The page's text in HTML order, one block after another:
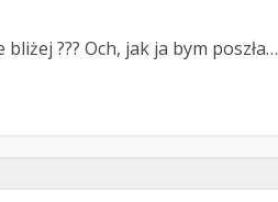
??? Och, jak ja bym poszła…